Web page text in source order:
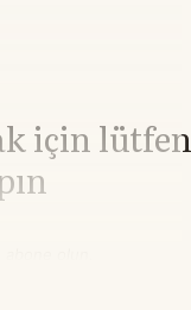
için lütfen